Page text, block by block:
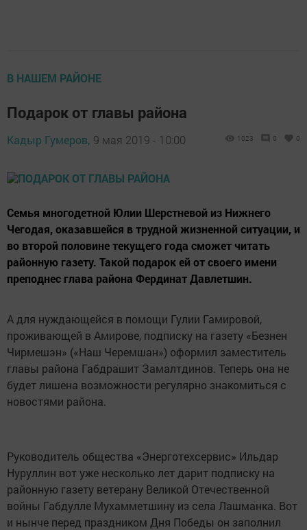
В НАШЕМ РАЙОНЕ
Подарок от главы района
Кадыр Гумеров, 9 мая 2019 - 10:00 1023 0 0
Семья многодетной Юлии Шерстневой из Нижнего
Чегодая, оказавшейся в трудной жизненной ситуации, и
во второй половине текущего года сможет читать
районную газету. Такой подарок ей от своего имени
преподнес глава района Фердинат Давлетшин.
А для нуждающейся в помощи Гулии Гамировой,
проживающей в Амирове, подписку на газету «Безнен
Чирмешэн» («Наш Черемшан») оформил заместитель
главы района Габдрашит Замалтдинов. Теперь она не
будет лишена возможности регулярно знакомиться с
новостями района.
Руководитель общества «Энерготехсервис» Ильдар
Нуруллин вот уже несколько лет дарит подписку на
районную газету ветерану Великой Отечественной
войны Габдулле Мухамметшину из села Лашманка. Вот
и нынче перед праздником Дня Победы он заполнил